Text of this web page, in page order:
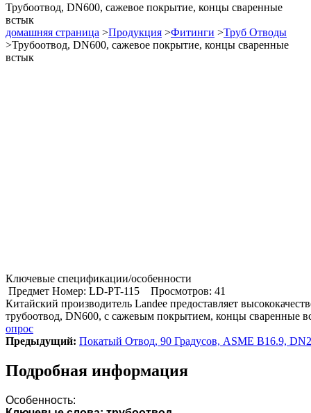
Трубоотвод, DN600, сажевое покрытие, концы сваренные
встык
домашняя страница >Продукция >Фитинги >Труб Отводы
>Трубоотвод, DN600, сажевое покрытие, концы сваренные
встык
Ключевые спецификации/особенности
Предмет Номер: LD-PT-115
Просмотров: 41
Китайский производитель Landee предоставляет
трубоотвод, DN600, с сажевым покрытием, концы сваренные
опрос
Предыдущий: Покатый Отвод, 90 Градусов, ASME B16.9,
Подробная информация
Особенность: